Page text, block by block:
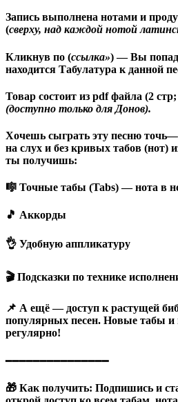
Запись выполнена нотами и
(сверху, над каждой нотой
Кликнув по (ссылка») — Вы
находится Табулатура к данной
Товар состоит из pdf файла (2
(доступно только для Донов).
Хочешь сыграть эту песню точь—
на слух и без кривых табов (нот)
ты получишь:
🎼 Точные табы (Tabs)— нота в
🎵 Аккорды
👌 Удобную аппликатуру
🎬 Подсказки по технике
📌 А ещё — доступ к растущей
популярных песен. Новые табы
регулярно!
━━━━━━━━━━━━━━━
🎁 Как получить: Подпишись и